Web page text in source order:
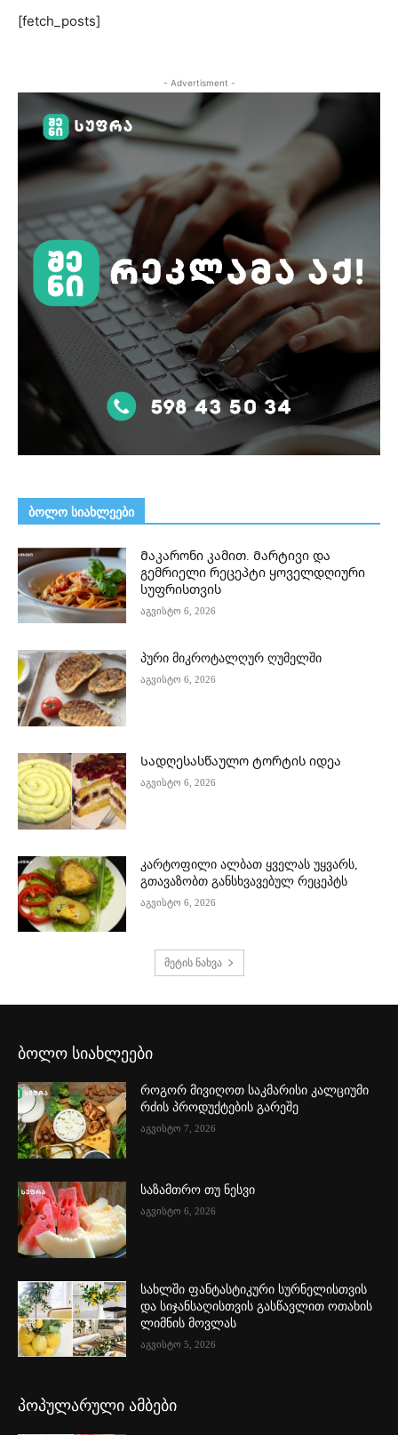
[fetch_posts]
- Advertisment -
ᲑᲝᲚᲝ ᲡᲘᲐᲮᲚᲔᲔᲑᲘ
Მაკარონი კამით. Მარტივი და
გემრიელი რეცეპტი ყოველდღიური
სუფრისთვის
აგვისტო 6, 2026
პური მიკროტალღურ ღუმელში
აგვისტო 6, 2026
Სადღესასწაულო ტორტის იდეა
აგვისტო 6, 2026
კარტოფილი ალბათ ყველას უყვარს,
გთავაზობთ განსხვავებულ რეცეპტს
აგვისტო 6, 2026
მეტის ნახვა
ბოლო სიახლეები
როგორ მივიღოთ საკმარისი კალციუმი
რძის პროდუქტების გარეშე
აგვისტო 7, 2026
საზამთრო თუ ნესვი
აგვისტო 6, 2026
სახლში ფანტასტიკური სურნელისთვის
და სიჯანსაღისთვის გასწავლით ოთახის
ლიმნის მოვლას
აგვისტო 5, 2026
პოპულარული ამბები